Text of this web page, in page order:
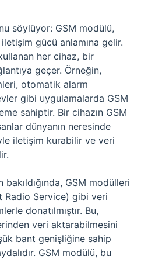
söylüyor: GSM modülü,
iletişim gücü anlamına gelir.
her cihaz, bir
geçer. Örneğin,
otomatik alarm
gibi uygulamalarda GSM
sahiptir. Bir cihazın GSM
dünyanın neresinde
iletişim kurabilir ve veri
GSM modülleri
Radio Service) gibi veri
donatılmıştır. Bu,
veri aktarabilmesini
bant genişliğine sahip
GSM modülü, bu